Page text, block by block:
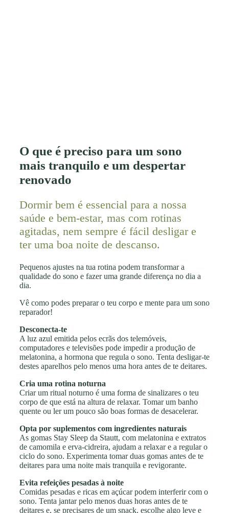
O que é preciso para um sono
mais tranquilo e um despertar
renovado
Dormir bem é essencial para a nossa
saúde e bem-estar, mas com rotinas
agitadas, nem sempre é fácil desligar e
ter uma boa noite de descanso.
Pequenos ajustes na tua rotina podem transformar a
qualidade do sono e fazer uma grande diferença no dia a
dia.
Vê como podes preparar o teu corpo e mente para um sono
reparador!
Desconecta-te
A luz azul emitida pelos ecrãs dos telemóveis,
computadores e televisões pode impedir a produção de
melatonina, a hormona que regula o sono. Tenta desligar-te
destes aparelhos pelo menos uma hora antes de te deitares.
Cria uma rotina noturna
Criar um ritual noturno é uma forma de sinalizares o teu
corpo de que está na altura de relaxar. Tomar um banho
quente ou ler um pouco são boas formas de desacelerar.
Opta por suplementos com ingredientes naturais
As gomas Stay Sleep da Stautt, com melatonina e extratos
de camomila e erva-cidreira, ajudam a relaxar e a regular o
ciclo do sono. Experimenta tomar duas gomas antes de te
deitares para uma noite mais tranquila e revigorante.
Evita refeições pesadas à noite
Comidas pesadas e ricas em açúcar podem interferir com o
sono. Tenta jantar pelo menos duas horas antes de te
deitares e, se precisares de um snack, escolhe algo leve e